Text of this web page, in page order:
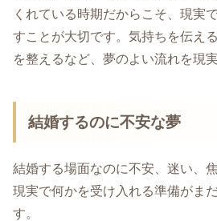
くれている時期だからこそ、現実
すことが大切です。気持ちを伝え
を整えるなど、夢のよい流れを現
結婚するのに不安な夢
結婚する場面なのに不安、迷い、
現実で何かを受け入れる準備がま
す。